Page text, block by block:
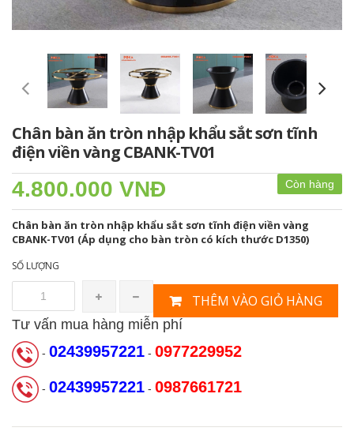
Chân bàn ăn tròn nhập khẩu sắt sơn tĩnh
điện viền vàng CBANK-TV01
Còn hàng
4.800.000 VNĐ
Chân bàn ăn tròn nhập khẩu sắt sơn tĩnh điện viền vàng
CBANK-TV01 (Áp dụng cho bàn tròn có kích thước D1350)
SỐ LƯỢNG
THÊM VÀO GIỎ HÀNG
Tư vấn mua hàng miễn phí
- 02439957221 - 0977229952
- 02439957221 - 0987661721